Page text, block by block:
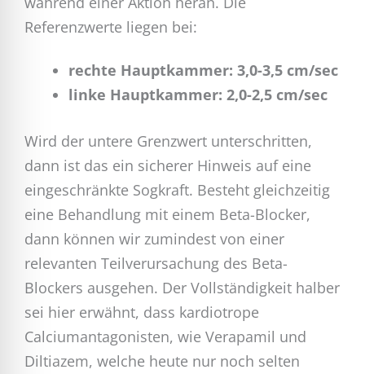
Referenzwerte liegen bei:
rechte Hauptkammer: 3,0-3,5 cm/sec
linke Hauptkammer: 2,0-2,5 cm/sec
Wird der untere Grenzwert unterschritten,
dann ist das ein sicherer Hinweis auf eine
eingeschränkte Sogkraft. Besteht gleichzeitig
eine Behandlung mit einem Beta-Blocker,
dann können wir zumindest von einer
relevanten Teilverursachung des Beta-
Blockers ausgehen. Der Vollständigkeit halber
sei hier erwähnt, dass kardiotrope
Calciumantagonisten, wie Verapamil und
Diltiazem, welche heute nur noch selten